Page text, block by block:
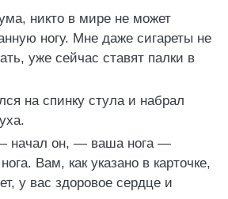
никто в мире не может
ногу. Мне даже сигареты не
уже сейчас ставят палки в
на спинку стула и набрал
начал он, — ваша нога —
Вам, как указано в карточке,
у вас здоровое сердце и